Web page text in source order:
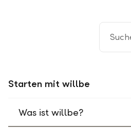
Starten mit willbe
Was ist willbe?